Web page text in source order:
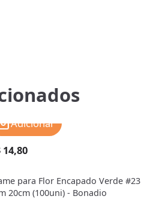
14,80
para Flor Encapado Verde #23
20cm (100uni) - Bonadio
Adicionar